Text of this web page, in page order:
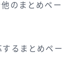
のまとめペー
るまとめペー